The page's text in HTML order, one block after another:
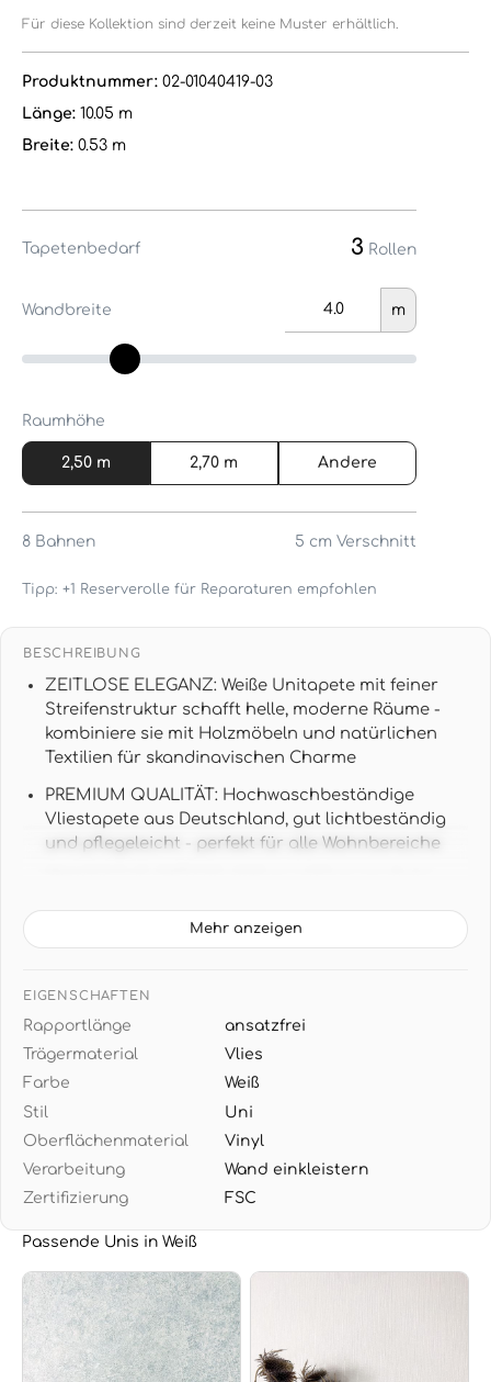
Für diese Kollektion sind derzeit keine Muster erhältlich.
Produktnummer: 02-01040419-03
Länge: 10.05 m
Breite: 0.53 m
Tapetenbedarf 3 Rollen
Wandbreite m
Raumhöhe
2,50 m 2,70 m Andere
8 Bahnen 5 cm Verschnitt
Tipp: +1 Reserverolle für Reparaturen empfohlen
BESCHREIBUNG
ZEITLOSE ELEGANZ: Weiße Unitapete mit feiner
Streifenstruktur schafft helle, moderne Räume -
kombiniere sie mit Holzmöbeln und natürlichen
Textilien für skandinavischen Charme
PREMIUM QUALITÄT: Hochwaschbeständige
Vliestapete aus Deutschland, gut lichtbeständig
und pflegeleicht - perfekt für alle Wohnbereiche
Streifenstruktur passt zu allen Einrichtungsstilen -
Holztönen
EINFACHE VERARBEITUNG: Wand einkleistern und
Renovierung
Mehr anzeigen
EIGENSCHAFTEN
Rapportlänge
ansatzfrei
Trägermaterial
Vlies
Farbe
Weiß
Stil
Uni
Oberflächenmaterial
Vinyl
Verarbeitung
Wand einkleistern
Zertifizierung
FSC
Passende Unis in Weiß